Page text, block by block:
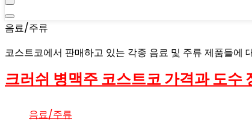
음료/주류
코스트코에서 판매하고 있는 각종 음료 및 주류 제품들에
크러쉬 병맥주 코스트코 가격과 도수
음료/주류